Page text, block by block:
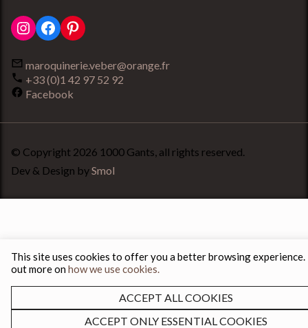
Instagram
Facebook
Pinterest
maroquinerie.veber@orange.fr
+33 (0)1 42 97 52 92
Facebook
© Copyright 2026 1000 Gants, all rights reserved.
Dev & Design bySmol
This site uses cookies to offer you a better browsing experience.
out more onhow we use cookies.
ACCEPT ALL COOKIES
ACCEPT ONLY ESSENTIAL COOKIES